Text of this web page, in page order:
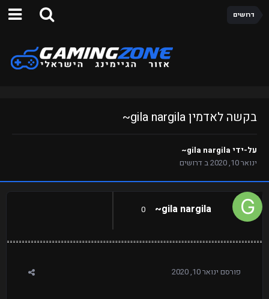
דרושים
בקשה לאדמין gila nargila~
על-ידי gila nargila~
ינואר 10, 2020
בדרושים
gila nargila~
0
פורסם ינואר 10, 2020